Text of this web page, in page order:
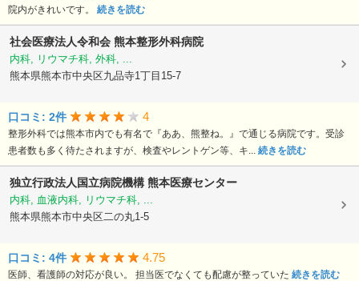
院内がきれいです。 続きを読む
社会医療法人令和会 熊本整形外科病院
内科, リウマチ科, 外科, ...
熊本県熊本市中央区九品寺1丁目15-7
口コミ: 2件 4
整形外科では熊本市内でも有名で『ああ、熊整ね。』で通じる病院です。受診
患者数も多く待たされますが、検査やレントゲン等、キ... 続きを読む
独立行政法人国立病院機構熊本医療センター
内科, 血液内科, リウマチ科, ...
熊本県熊本市中央区二の丸1-5
口コミ: 4件 4.75
医師、看護師の対応が良い。 担当医でなくても配慮が整っていた 続きを読む